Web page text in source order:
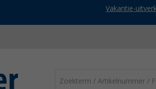
Vakantie-